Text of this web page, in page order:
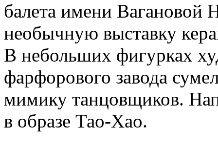
балета имени Вагановой
необычную выставку
В небольших фигурках
фарфорового завода
мимику танцовщиков.
в образе Тао-Хао.